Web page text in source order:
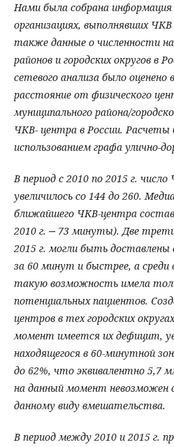
Нами была собрана информация
организациях, выполнявших ЧКВ
также данные о численности
районов и городских округов в
сетевого анализа было
расстояние от физического
муниципального района/
ЧКВ- центра в России. Расчеты
использованием графа улично-
В период с 2010 по 2015 г.
увеличилось со 144 до 260.
ближайшего ЧКВ-центра
2010 г. ‒ 73 минуты). Две трети
2015 г. могли быть
за 60 минут и быстрее, а среди
такую возможность имела
потенциальных пациентов.
центров в тех городских
момент имеется их дефицит,
находящегося в 60-минутной
до 62%, что эквивалентно 5,7
на данный момент невозможен
данному виду вмешательства.
В период между 2010 и 2015 г.